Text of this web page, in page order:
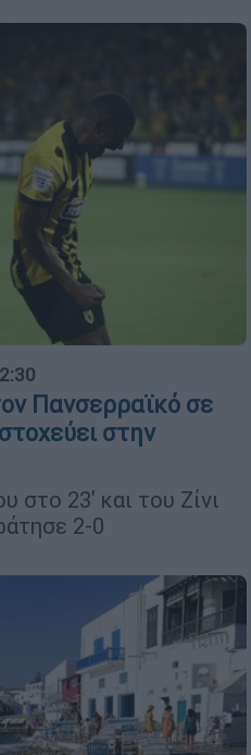
Πανσερραϊκό σε
στην
στο 23' και του Ζίνι
2-0